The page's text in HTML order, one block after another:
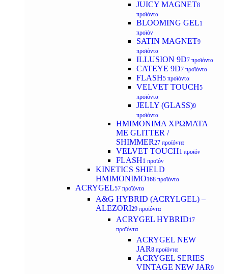
JUICY MAGNET8
προϊόντα
BLOOMING GEL1
προϊόν
SATIN MAGNET9
προϊόντα
ILLUSION 9D7 προϊόντα
CATEYE 9D7 προϊόντα
FLASH5 προϊόντα
VELVET TOUCH5
προϊόντα
JELLY (GLASS)9
προϊόντα
ΗΜΙΜΟΝΙΜA ΧΡΩΜΑΤΑ
ΜΕ GLITTER /
SHIMMER27 προϊόντα
VELVET TOUCH1 προϊόν
FLASH1 προϊόν
KINETICS SHIELD
ΗΜΙΜΟΝΙΜΟ168 προϊόντα
ACRYGEL57 προϊόντα
A&G HYBRID (ACRYLGEL) –
ALEZORI29 προϊόντα
ACRYGEL HYBRID17
προϊόντα
ACRYGEL NEW
JAR8 προϊόντα
ACRYGEL SERIES
VINTAGE NEW JAR9